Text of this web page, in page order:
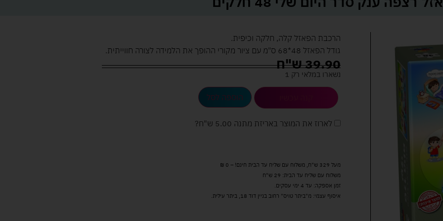
הרכבת הפאזל קלה, חלקה וכיפית.
גודל הפאזל 48*68 ס"מ עם ציור מקורי ההופך את הלמידה לצורה חווייתית.
39.90ש"ח
נשארו במלאי רק 1
הוספה לסל
לארוז את המוצר באריזת מתנה 5.00 ש"ח ?
מעל 329 ש"ח, משלוח עם שליח עד הבית חינם! – 0 ₪
משלוח עם שליח עד הבית: 29 ש"ח
זמן אספקה: עד 4 ימי עסקים.
איסוף עצמי: מ"ביתר טויס" רחוב בניין דוד 18, ביתר עילית.